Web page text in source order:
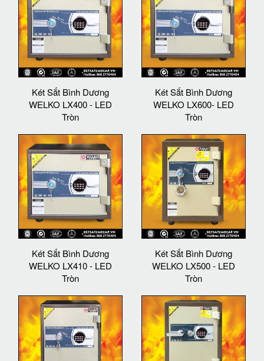
Két Sắt Bình Dương
WELKO LX400 - LED
Tròn
Két Sắt Bình Dương
WELKO LX600- LED
Tròn
Két Sắt Bình Dương
WELKO LX410 - LED
Tròn
Két Sắt Bình Dương
WELKO LX500 - LED
Tròn